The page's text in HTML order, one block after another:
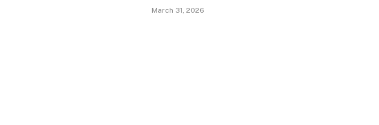
March 31, 2026